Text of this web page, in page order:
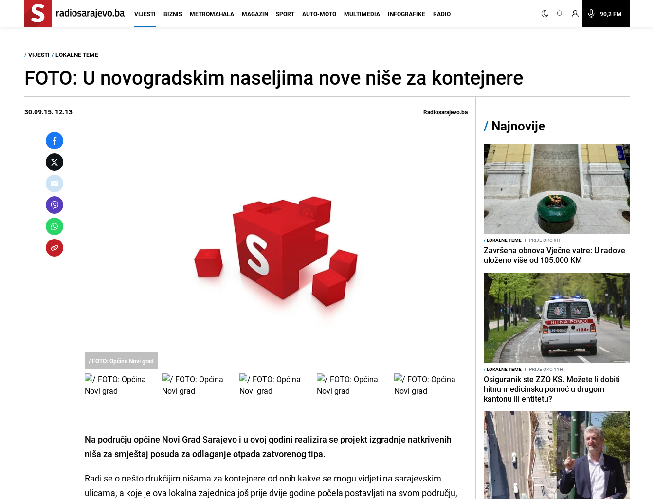
90,2 FM
VIJESTI BIZNIS METROMAHALA MAGAZIN SPORT AUTO-MOTO MULTIMEDIA INFOGRAFIKE RADIO
/ VIJESTI / LOKALNE TEME
FOTO: U novogradskim naseljima nove niše za kontejnere
30.09.15. 12:13 Radiosarajevo.ba
/ FOTO: Općina Novi grad
Na području općine Novi Grad Sarajevo i u ovoj godini realizira se projekt izgradnje natkrivenih
niša za smještaj posuda za odlaganje otpada zatvorenog tipa.
Radi se o nešto drukčijim nišama za kontejnere od onih kakve se mogu vidjeti na sarajevskim
ulicama, a koje je ova lokalna zajednica još prije dvije godine počela postavljati na svom području,
/ Najnovije
/LOKALNE TEME I PRIJE OKO 9H
Završena obnova Vječne vatre: U radove
uloženo više od 105.000 KM
/LOKALNE TEME I PRIJE OKO 11H
Osiguranik ste ZZO KS. Možete li dobiti
hitnu medicinsku pomoć u drugom
kantonu ili entitetu?